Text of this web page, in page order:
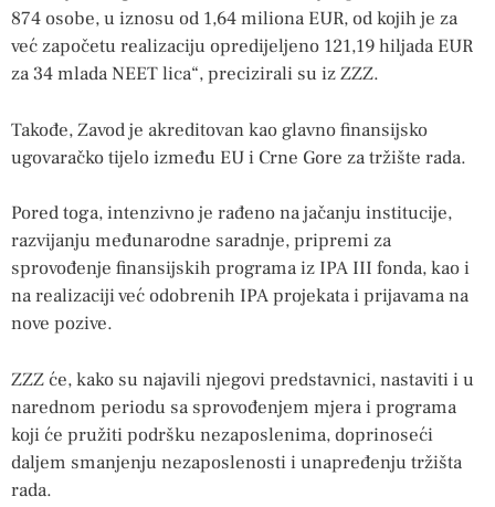
874 osobe, u iznosu od 1,64 miliona EUR, od kojih je za
već započetu realizaciju opredijeljeno 121,19 hiljada EUR
za 34 mlada NEET lica“, precizirali su iz ZZZ.
Takođe, Zavod je akreditovan kao glavno finansijsko
ugovaračko tijelo između EU i Crne Gore za tržište rada.
Pored toga, intenzivno je rađeno na jačanju institucije,
razvijanju međunarodne saradnje, pripremi za
sprovođenje finansijskih programa iz IPA III fonda, kao i
na realizaciji već odobrenih IPA projekata i prijavama na
nove pozive.
ZZZ će, kako su najavili njegovi predstavnici, nastaviti i u
narednom periodu sa sprovođenjem mjera i programa
koji će pružiti podršku nezaposlenima, doprinoseći
daljem smanjenju nezaposlenosti i unapređenju tržišta
rada.